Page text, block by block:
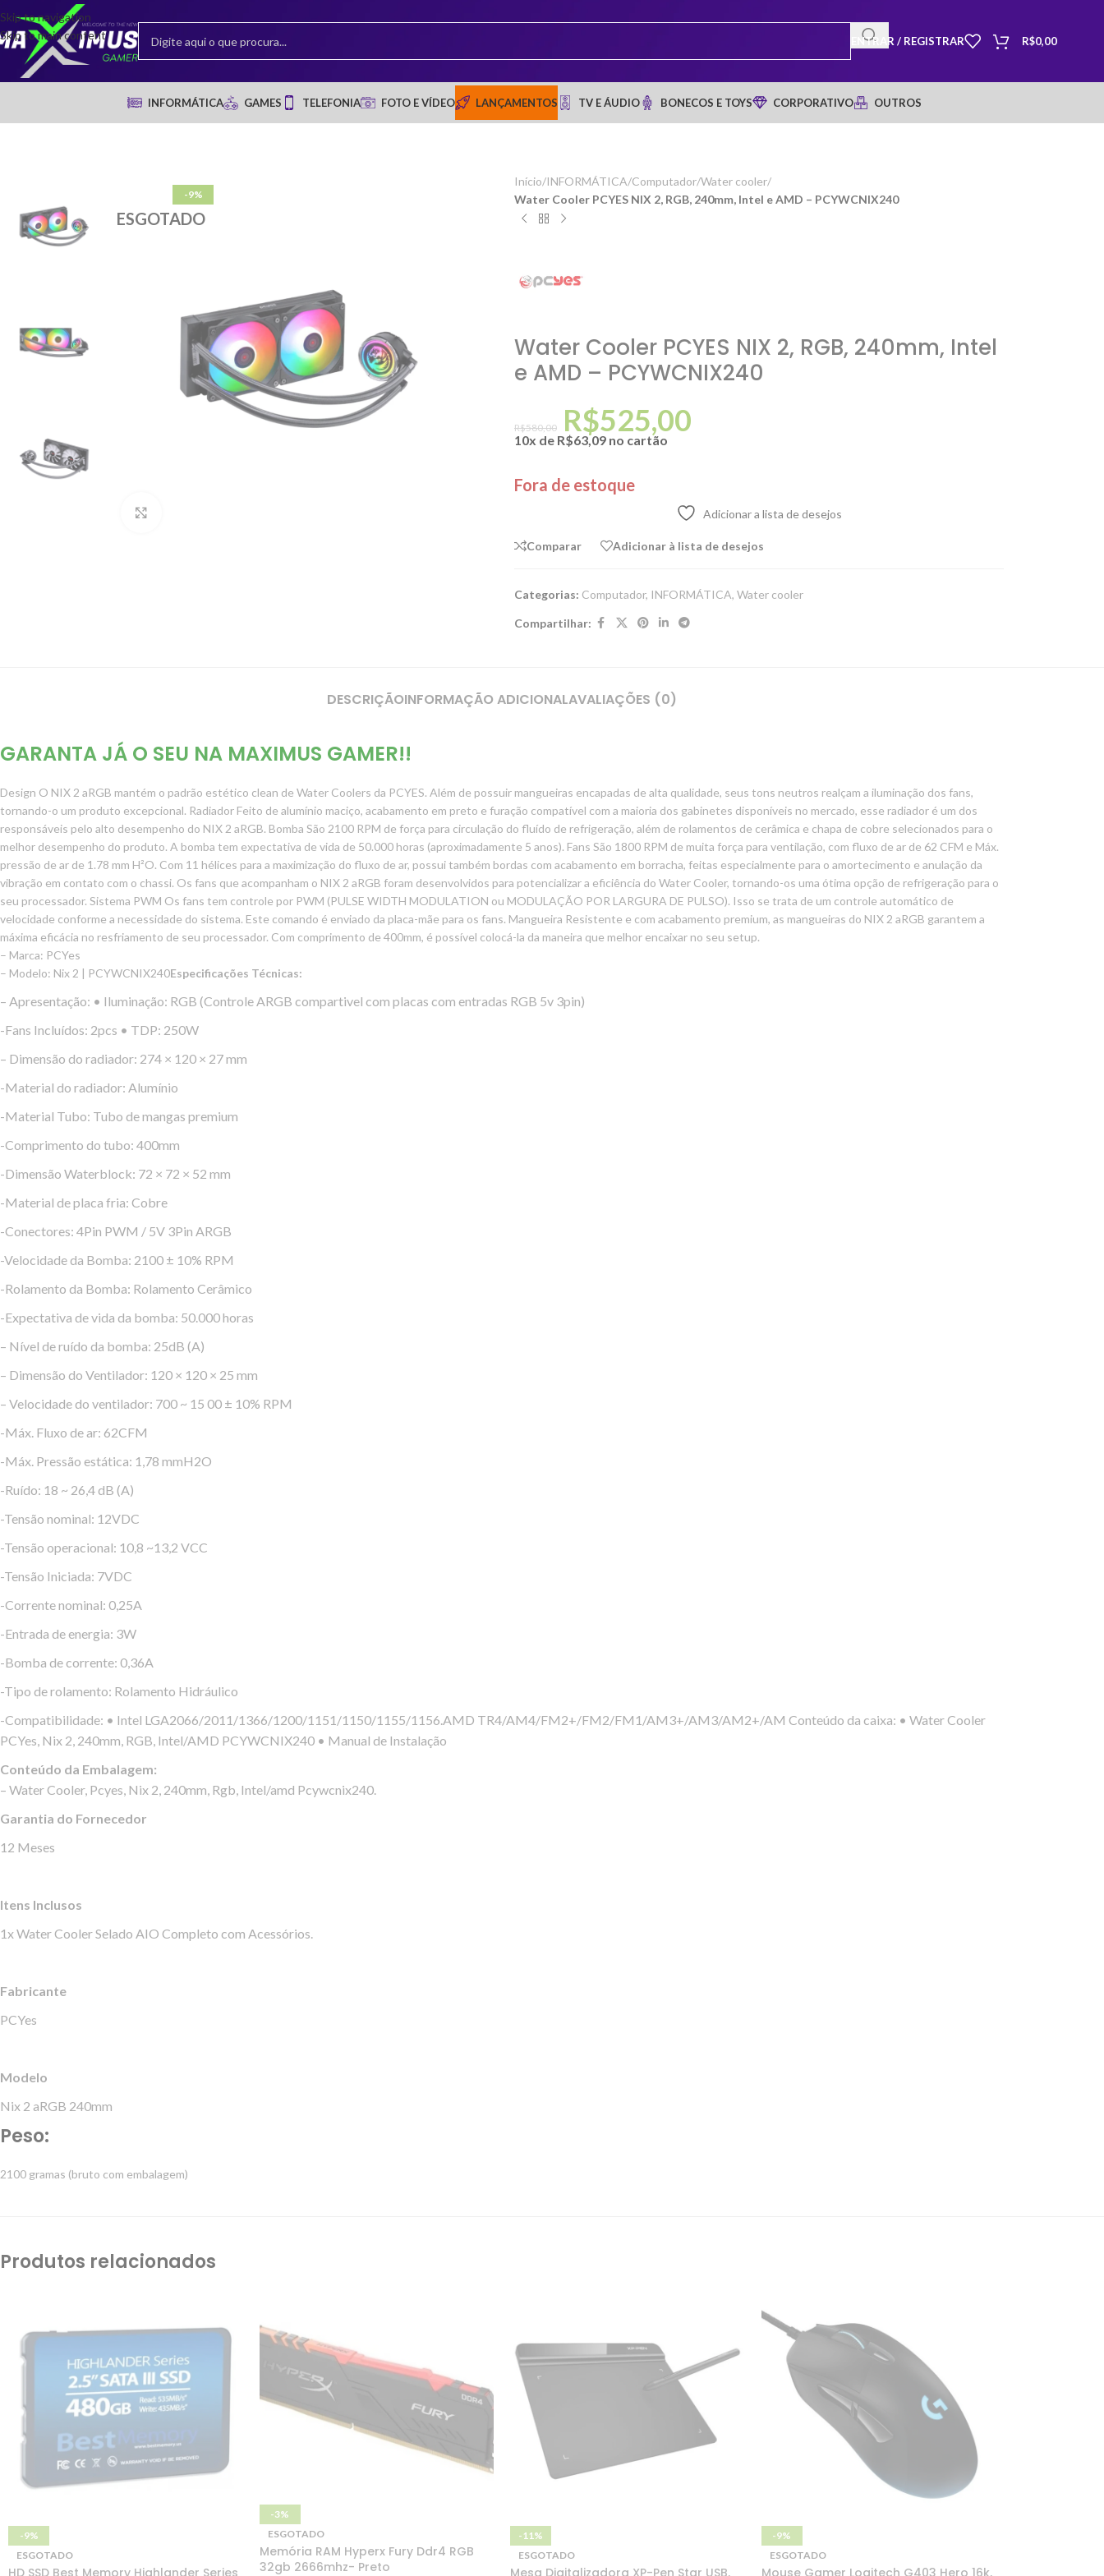
Skip to navigation
Skip to main content
ENTRAR / REGISTRAR R$0,00
INFORMÁTICA GAMES TELEFONIA FOTO E VÍDEO LANÇAMENTOS TV E ÁUDIO BONECOS E TOYS CORPORATIVO OUTROS
-9%
ESGOTADO
Início/INFORMÁTICA/Computador/Water cooler/
Water Cooler PCYES NIX 2, RGB, 240mm, Intel e AMD – PCYWCNIX240
Water Cooler PCYES NIX 2, RGB, 240mm, Intel
e AMD – PCYWCNIX240
R$580,00 R$525,00
10x de R$63,09 no cartão
Fora de estoque
Adicionar a lista de desejos
Comparar Adicionar à lista de desejos
Categorias: Computador, INFORMÁTICA, Water cooler
Compartilhar:
DESCRIÇÃOINFORMAÇÃO ADICIONALAVALIAÇÕES (0)
GARANTA JÁ O SEU NA MAXIMUS GAMER!!
Design O NIX 2 aRGB mantém o padrão estético clean de Water Coolers da PCYES. Além de possuir mangueiras encapadas de alta qualidade, seus tons neutros realçam a iluminação dos fans,
tornando-o um produto excepcional. Radiador Feito de alumínio maciço, acabamento em preto e furação compatível com a maioria dos gabinetes disponíveis no mercado, esse radiador é um dos
responsáveis pelo alto desempenho do NIX 2 aRGB. Bomba São 2100 RPM de força para circulação do fluído de refrigeração, além de rolamentos de cerâmica e chapa de cobre selecionados para o
melhor desempenho do produto. A bomba tem expectativa de vida de 50.000 horas (aproximadamente 5 anos). Fans São 1800 RPM de muita força para ventilação, com fluxo de ar de 62 CFM e Máx.
pressão de ar de 1.78 mm H²O. Com 11 hélices para a maximização do fluxo de ar, possui também bordas com acabamento em borracha, feitas especialmente para o amortecimento e anulação da
vibração em contato com o chassi. Os fans que acompanham o NIX 2 aRGB foram desenvolvidos para potencializar a eficiência do Water Cooler, tornando-os uma ótima opção de refrigeração para o
seu processador. Sistema PWM Os fans tem controle por PWM (PULSE WIDTH MODULATION ou MODULAÇÃO POR LARGURA DE PULSO). Isso se trata de um controle automático de
velocidade conforme a necessidade do sistema. Este comando é enviado da placa-mãe para os fans. Mangueira Resistente e com acabamento premium, as mangueiras do NIX 2 aRGB garantem a
máxima eficácia no resfriamento de seu processador. Com comprimento de 400mm, é possível colocá-la da maneira que melhor encaixar no seu setup.
– Marca: PCYes
– Modelo: Nix 2 | PCYWCNIX240Especificações Técnicas:
– Apresentação: • Iluminação: RGB (Controle ARGB compartivel com placas com entradas RGB 5v 3pin)
-Fans Incluídos: 2pcs • TDP: 250W
– Dimensão do radiador: 274 × 120 × 27 mm
-Material do radiador: Alumínio
-Material Tubo: Tubo de mangas premium
-Comprimento do tubo: 400mm
-Dimensão Waterblock: 72 × 72 × 52 mm
-Material de placa fria: Cobre
-Conectores: 4Pin PWM / 5V 3Pin ARGB
-Velocidade da Bomba: 2100 ± 10% RPM
-Rolamento da Bomba: Rolamento Cerâmico
-Expectativa de vida da bomba: 50.000 horas
– Nível de ruído da bomba: 25dB (A)
– Dimensão do Ventilador: 120 × 120 × 25 mm
– Velocidade do ventilador: 700 ~ 15 00 ± 10% RPM
-Máx. Fluxo de ar: 62CFM
-Máx. Pressão estática: 1,78 mmH2O
-Ruído: 18 ~ 26,4 dB (A)
-Tensão nominal: 12VDC
-Tensão operacional: 10,8 ~13,2 VCC
-Tensão Iniciada: 7VDC
-Corrente nominal: 0,25A
-Entrada de energia: 3W
-Bomba de corrente: 0,36A
-Tipo de rolamento: Rolamento Hidráulico
-Compatibilidade: • Intel LGA2066/2011/1366/1200/1151/1150/1155/1156.AMD TR4/AM4/FM2+/FM2/FM1/AM3+/AM3/AM2+/AM Conteúdo da caixa: • Water Cooler
PCYes, Nix 2, 240mm, RGB, Intel/AMD PCYWCNIX240 • Manual de Instalação
Conteúdo da Embalagem:
– Water Cooler, Pcyes, Nix 2, 240mm, Rgb, Intel/amd Pcywcnix240.
Garantia do Fornecedor
12 Meses
Itens Inclusos
1x Water Cooler Selado AIO Completo com Acessórios.
Fabricante
PCYes
Modelo
Nix 2 aRGB 240mm
Peso:
2100 gramas (bruto com embalagem)
Produtos relacionados
-9%
ESGOTADO
HD SSD Best Memory Highlander Series
-3%
ESGOTADO
Memória RAM Hyperx Fury Ddr4 RGB
32gb 2666mhz- Preto
-11%
ESGOTADO
Mesa Digitalizadora XP-Pen Star USB,
-9%
ESGOTADO
Mouse Gamer Logitech G403 Hero 16k,